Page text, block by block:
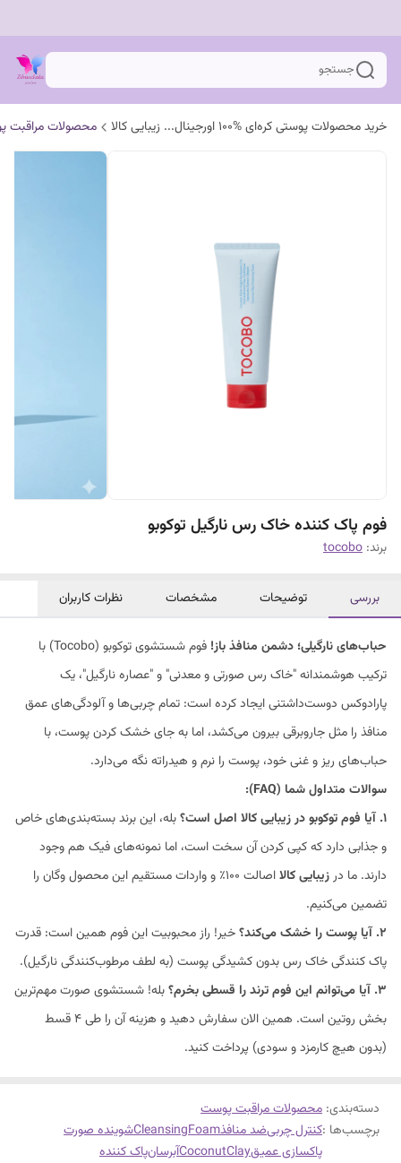
جستجو
خرید محصولات پوستی کره‌ای %100 اورجینال... زیبایی کالا محصولات مراقبت
فوم پاک کننده خاک رس نارگیل توکوبو
برند: tocobo
بررسی توضیحات مشخصات نظرات کاربران
حباب‌های نارگیلی؛ دشمن منافذ باز!
فوم شستشوی توکوبو (Tocobo) با
ترکیب هوشمندانه "خاک رس صورتی و معدنی" و "عصاره نارگیل"، یک
پارادوکس دوست‌داشتنی ایجاد کرده است: تمام چربی‌ها و آلودگی‌های عمق
منافذ را مثل جاروبرقی بیرون می‌کشد، اما به جای خشک کردن پوست، با
حباب‌های ریز و غنی خود، پوست را نرم و هیدراته نگه می‌دارد.
سوالات متداول شما (FAQ):
۱. آیا فوم توکوبو در زیبایی کالا اصل است؟
بله، این برند بسته‌بندی‌های خاص
و جذابی دارد که کپی کردن آن سخت است، اما نمونه‌های فیک هم وجود
دارند. ما درزیبایی کالا
اصالت ۱۰۰٪ و واردات مستقیم این محصول وگان را
تضمین می‌کنیم.
۲. آیا پوست را خشک می‌کند؟
خیر! راز محبوبیت این فوم همین است: قدرت
پاک کنندگی خاک رس بدون کشیدگی پوست (به لطف مرطوب‌کنندگی نارگیل).
۳. آیا می‌توانم این فوم ترند را قسطی بخرم؟
بله! شستشوی صورت مهم‌ترین
بخش روتین است. همین الان سفارش دهید و هزینه آن را طی ۴ قسط
(بدون هیچ کارمزد و سودی) پرداخت کنید.
دسته‌بندی: محصولات مراقبت پوست
برچسب‌ها :کنترل چربیضد منافذCleansingFoamشوینده صورت
پاکسازی عمیقCoconutClayآبرسانپاک کننده